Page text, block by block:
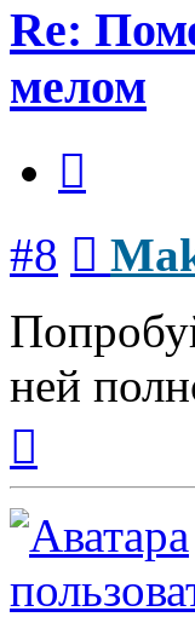
Re:
мелом
#8
ней
началу